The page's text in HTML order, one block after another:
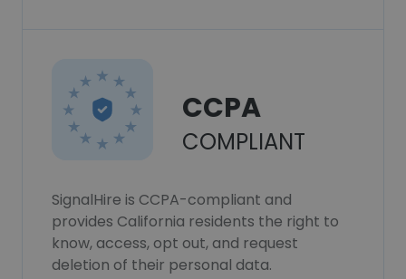
CCPA
COMPLIANT
SignalHire is CCPA-compliant and
provides California residents the right to
know, access, opt out, and request
deletion of their personal data.